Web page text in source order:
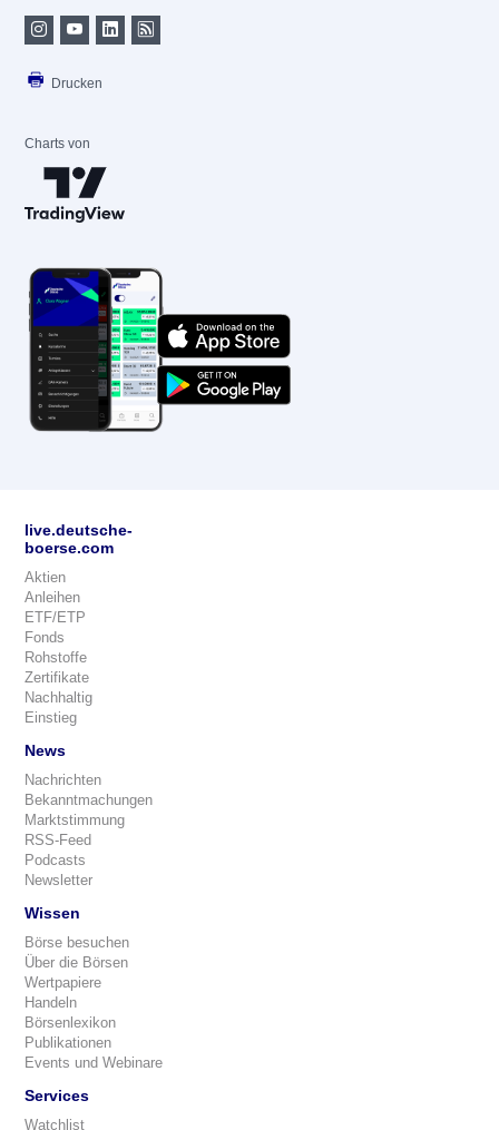
Drucken
Charts von
live.deutsche-
boerse.com
Aktien
Anleihen
ETF/ETP
Fonds
Rohstoffe
Zertifikate
Nachhaltig
Einstieg
News
Nachrichten
Bekanntmachungen
Marktstimmung
RSS-Feed
Podcasts
Newsletter
Wissen
Börse besuchen
Über die Börsen
Wertpapiere
Handeln
Börsenlexikon
Publikationen
Events und Webinare
Services
Watchlist